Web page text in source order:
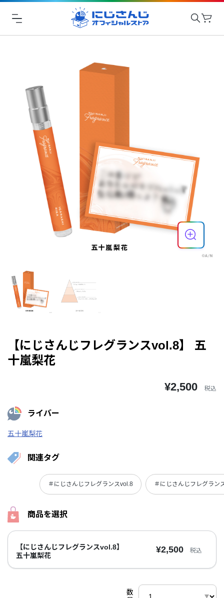
【にじさんじフレグランスvol.8】 五
十嵐梨花
¥2,500 税込
ライバー
五十嵐梨花
関連タグ
＃にじさんじフレグランスvol.8 ＃にじさんじフレグラン
商品を選択
【にじさんじフレグランスvol.8】
五十嵐梨花
¥2,500 税込
数